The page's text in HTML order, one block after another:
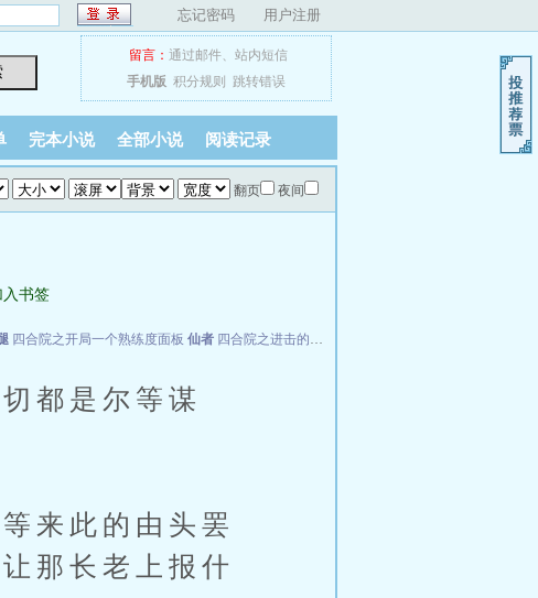
忘记密码 用户注册
留言： 通过邮件、 站内短信
手机版 积分规则 跳转错误
完本小说 全部小说 阅读记录
翻页 夜间
入书签
四合院之开局一个熟练度面板 仙者 四合院之进击的何雨柱
都是尔等谋
来此的由头罢
那长老上报什